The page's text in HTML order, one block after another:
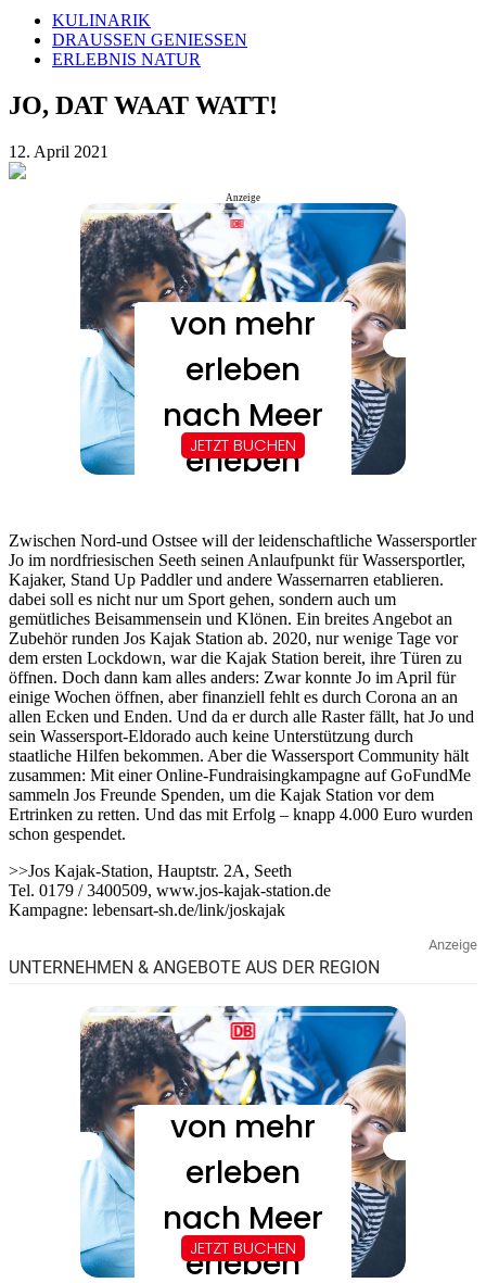
KULINARIK
DRAUSSEN GENIESSEN
ERLEBNIS NATUR
JO, DAT WAAT WATT!
12. April 2021
Anzeige
Zwischen Nord-und Ostsee will der leidenschaftliche Wassersportler
Jo im nordfriesischen Seeth seinen Anlaufpunkt für Wassersportler,
Kajaker, Stand Up Paddler und andere Wassernarren etablieren.
dabei soll es nicht nur um Sport gehen, sondern auch um
gemütliches Beisammensein und Klönen. Ein breites Angebot an
Zubehör runden Jos Kajak Station ab. 2020, nur wenige Tage vor
dem ersten Lockdown, war die Kajak Station bereit, ihre Türen zu
öffnen. Doch dann kam alles anders: Zwar konnte Jo im April für
einige Wochen öffnen, aber finanziell fehlt es durch Corona an an
allen Ecken und Enden. Und da er durch alle Raster fällt, hat Jo und
sein Wassersport-Eldorado auch keine Unterstützung durch
staatliche Hilfen bekommen. Aber die Wassersport Community hält
zusammen: Mit einer Online-Fundraisingkampagne auf GoFundMe
sammeln Jos Freunde Spenden, um die Kajak Station vor dem
Ertrinken zu retten. Und das mit Erfolg – knapp 4.000 Euro wurden
schon gespendet.
>>Jos Kajak-Station, Hauptstr. 2A, Seeth
Tel. 0179 / 3400509, www.jos-kajak-station.de
Kampagne: lebensart-sh.de/link/joskajak